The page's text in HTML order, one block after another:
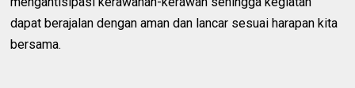
dapat berajalan dengan aman dan lancar sesuai harapan kita
bersama.